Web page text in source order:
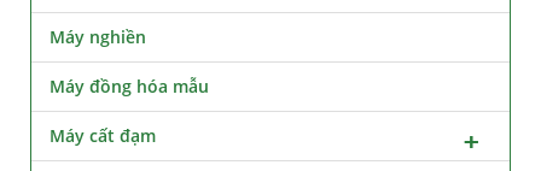
Máy nghiền
Máy đồng hóa mẫu
Máy cất đạm